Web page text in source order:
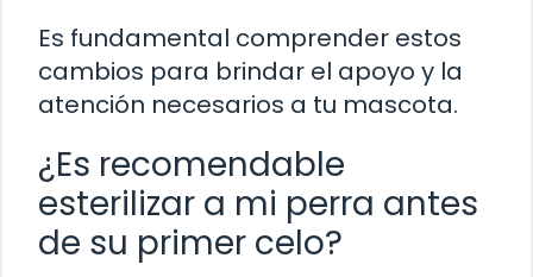
Es fundamental comprender estos
cambios para brindar el apoyo y la
atención necesarios a tu mascota.
¿Es recomendable
esterilizar a mi perra antes
de su primer celo?